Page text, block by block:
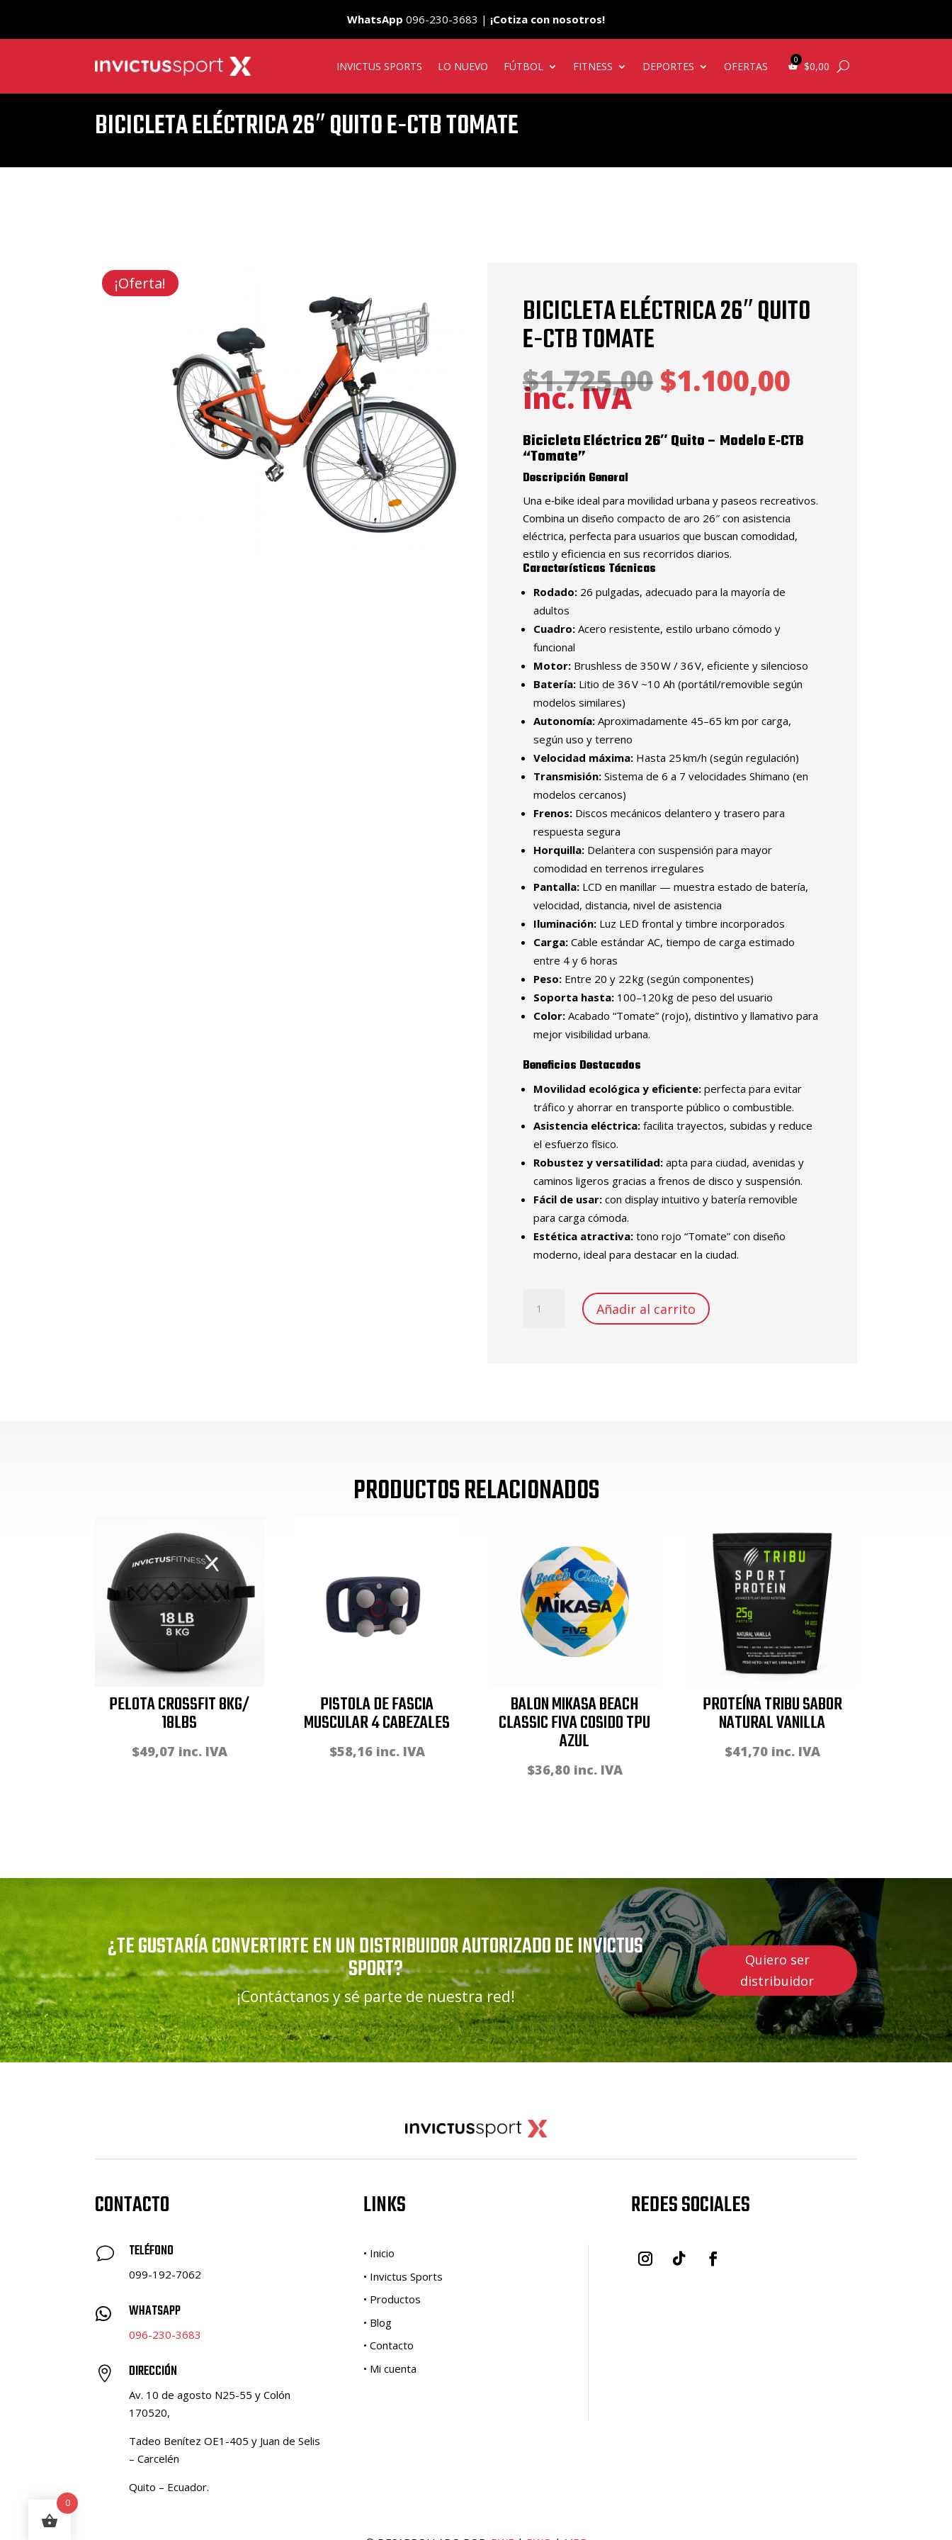
WhatsApp 096-230-3683 | ¡Cotiza con nosotros!
INVICTUS SPORTS LO NUEVO FÚTBOL FITNESS DEPORTES OFERTAS $0,00
BICICLETA ELÉCTRICA 26″ QUITO E-CTB TOMATE
¡Oferta!
BICICLETA ELÉCTRICA 26″ QUITO
E-CTB TOMATE
$1.725,00 El
precio
era:
$1.725,00.
$1.100,00
es:
$1.100,00.
inc. IVA
Bicicleta Eléctrica 26″ Quito – Modelo E‑CTB
“Tomate”
Descripción General
Una e‑bike ideal para movilidad urbana y paseos recreativos.
Combina un diseño compacto de aro 26″ con asistencia
eléctrica, perfecta para usuarios que buscan comodidad,
estilo y eficiencia en sus recorridos diarios.
Características Técnicas
Rodado: 26 pulgadas, adecuado para la mayoría de
adultos
Cuadro: Acero resistente, estilo urbano cómodo y
funcional
Motor: Brushless de 350 W / 36 V, eficiente y silencioso
Batería: Litio de 36 V ~10 Ah (portátil/removible según
modelos similares)
Autonomía: Aproximadamente 45–65 km por carga,
según uso y terreno
Velocidad máxima: Hasta 25 km/h (según regulación)
Transmisión: Sistema de 6 a 7 velocidades Shimano (en
modelos cercanos)
Frenos: Discos mecánicos delantero y trasero para
respuesta segura
Horquilla: Delantera con suspensión para mayor
comodidad en terrenos irregulares
Pantalla: LCD en manillar — muestra estado de batería,
velocidad, distancia, nivel de asistencia
Iluminación: Luz LED frontal y timbre incorporados
Carga: Cable estándar AC, tiempo de carga estimado
entre 4 y 6 horas
Peso: Entre 20 y 22 kg (según componentes)
Soporta hasta: 100–120 kg de peso del usuario
Color: Acabado “Tomate” (rojo), distintivo y llamativo para
mejor visibilidad urbana.
Beneficios Destacados
Movilidad ecológica y eficiente: perfecta para evitar
tráfico y ahorrar en transporte público o combustible.
Asistencia eléctrica: facilita trayectos, subidas y reduce
el esfuerzo físico.
Robustez y versatilidad: apta para ciudad, avenidas y
caminos ligeros gracias a frenos de disco y suspensión.
Fácil de usar: con display intuitivo y batería removible
para carga cómoda.
Estética atractiva: tono rojo “Tomate” con diseño
moderno, ideal para destacar en la ciudad.
ELÉCTRICA
Añadir al carrito
PRODUCTOS RELACIONADOS
PELOTA CROSSFIT 8KG/
18LBS
$49,07 inc. IVA
PISTOLA DE FASCIA
MUSCULAR 4 CABEZALES
$58,16 inc. IVA
BALON MIKASA BEACH
CLASSIC FIVA COSIDO TPU
AZUL
$36,80 inc. IVA
PROTEÍNA TRIBU SABOR
NATURAL VANILLA
$41,70 inc. IVA
¿TE GUSTARÍA CONVERTIRTE EN UN DISTRIBUIDOR AUTORIZADO DE INVICTUS
SPORT?
¡Contáctanos y sé parte de nuestra red!
Quiero ser
distribuidor
CONTACTO
v TELÉFONO
099-192-7062
 WHATSAPP
096-230-3683
 DIRECCIÓN
Av. 10 de agosto N25-55 y Colón
170520,
Tadeo Benítez OE1-405 y Juan de Selis
– Carcelén
Quito – Ecuador.
LINKS
• Inicio
• Invictus Sports
• Productos
• Blog
• Contacto
• Mi cuenta
REDES SOCIALES
0